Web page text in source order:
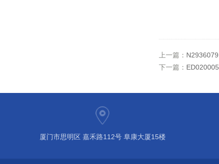
上一篇：
下一篇：
厦门市思明区 嘉禾路112号 阜康大厦15楼